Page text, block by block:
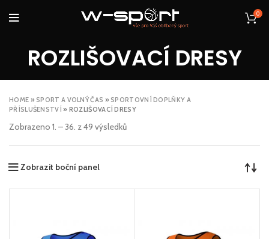
0
ROZLIŠOVACÍ DRESY
HOME » SPORT A VOLNÝ ČAS » SPORTOVNÍ DOPLŇKY A
PŘÍSLUŠENSTVÍ » ROZLIŠOVACÍ DRESY
Zobrazeno 1. – 36. z 49 výsledků
Zobrazit boční panel